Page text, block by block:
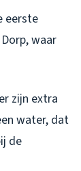
eerste
waar
zijn extra
water, dat
de